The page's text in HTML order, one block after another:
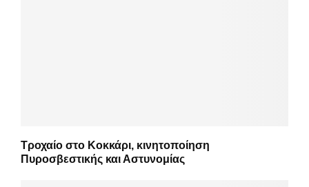
Τροχαίο στο Κοκκάρι, κινητοποίηση
Πυροσβεστικής και Αστυνομίας